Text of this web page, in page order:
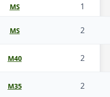
MS 1
MS 2
M40 2
M35 2